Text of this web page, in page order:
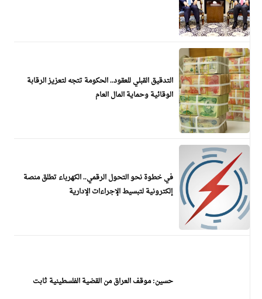
التدقيق القبلي للعقود.. الحكومة تتجه لتعزيز الرقابة
الوقائية وحماية المال العام
في خطوة نحو التحول الرقمي.. الكهرباء تطلق منصة
إلكترونية لتبسيط الإجراءات الإدارية
حسين: موقف العراق من القضية الفلسطينية ثابت